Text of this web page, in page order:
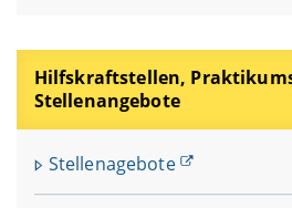
Hilfskraftstellen,
Stellenangebote
Stellenagebote